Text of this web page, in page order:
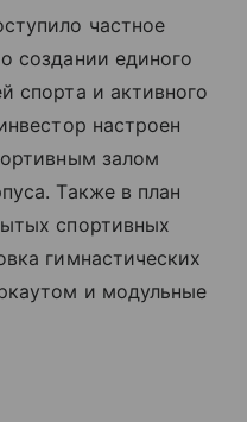
частное
создании единого
спорта и активного
настроен
залом
Также в план
спортивных
гимнастических
и модульные